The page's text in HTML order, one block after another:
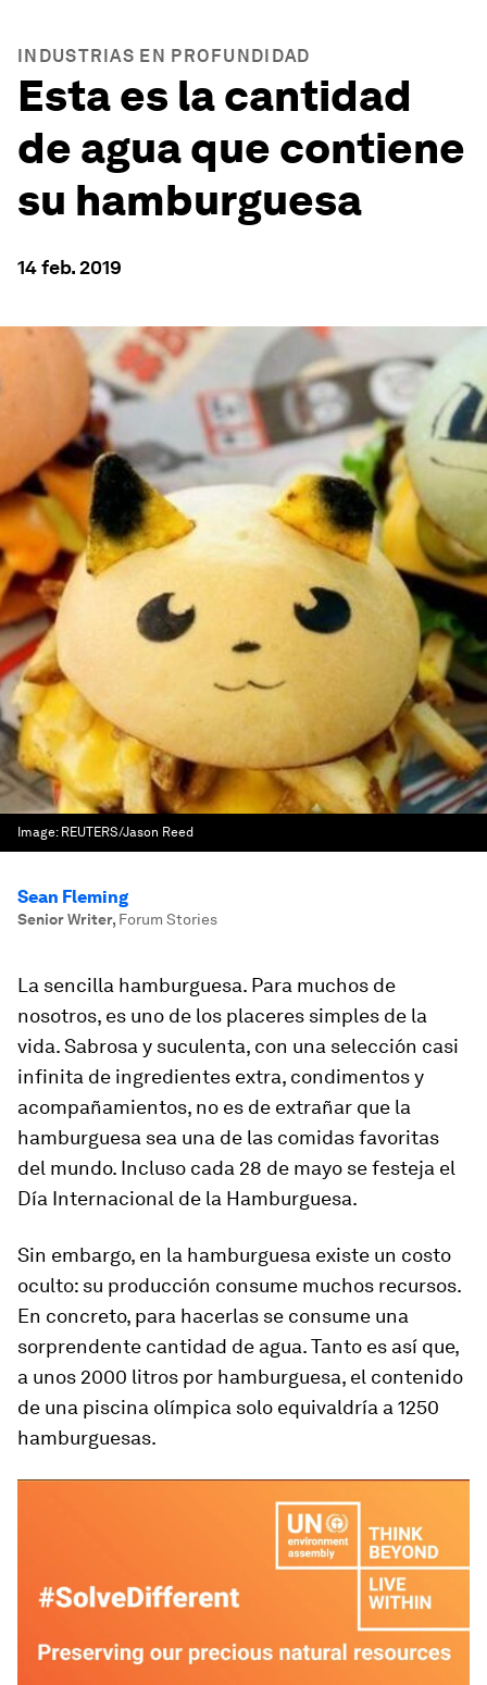
INDUSTRIAS EN PROFUNDIDAD
Esta es la cantidad
de agua que contiene
su hamburguesa
14 feb. 2019
Image: REUTERS/Jason Reed
Sean Fleming
Senior Writer, Forum Stories
La sencilla hamburguesa. Para muchos de
nosotros, es uno de los placeres simples de la
vida. Sabrosa y suculenta, con una selección casi
infinita de ingredientes extra, condimentos y
acompañamientos, no es de extrañar que la
hamburguesa sea una de las comidas favoritas
del mundo. Incluso cada 28 de mayo se festeja el
Día Internacional de la Hamburguesa.
Sin embargo, en la hamburguesa existe un costo
oculto: su producción consume muchos recursos.
En concreto, para hacerlas se consume una
sorprendente cantidad de agua. Tanto es así que,
a unos 2000 litros por hamburguesa, el contenido
de una piscina olímpica solo equivaldría a 1250
hamburguesas.